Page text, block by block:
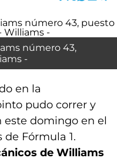
número 43,
-
en la
pudo correr y
domingo en el
de Fórmula 1.
de Williams